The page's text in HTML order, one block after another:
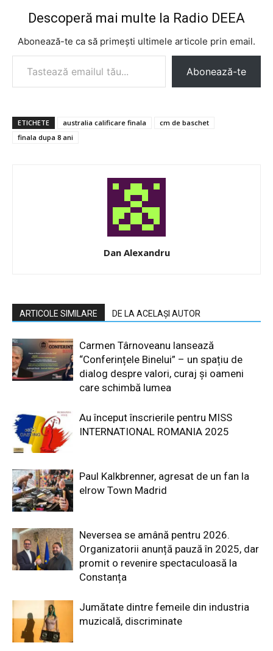
Descoperă mai multe la Radio DEEA
Abonează-te ca să primești ultimele articole prin email.
Tastează emailul tău...
Abonează-te
ETICHETE australia calificare finala
cm de baschet
finala dupa 8 ani
Dan Alexandru
ARTICOLE SIMILARE DE LA ACELAȘI AUTOR
Carmen Târnoveanu lansează
“Conferințele Binelui” – un spațiu de
dialog despre valori, curaj și oameni
care schimbă lumea
Au început înscrierile pentru MISS
INTERNATIONAL ROMANIA 2025
Paul Kalkbrenner, agresat de un fan la
elrow Town Madrid
Neversea se amână pentru 2026.
Organizatorii anunță pauză în 2025, dar
promit o revenire spectaculoasă la
Constanța
Jumătate dintre femeile din industria
muzicală, discriminate